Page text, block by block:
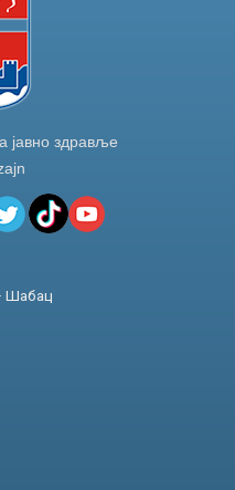
јавно здравље
Шабац